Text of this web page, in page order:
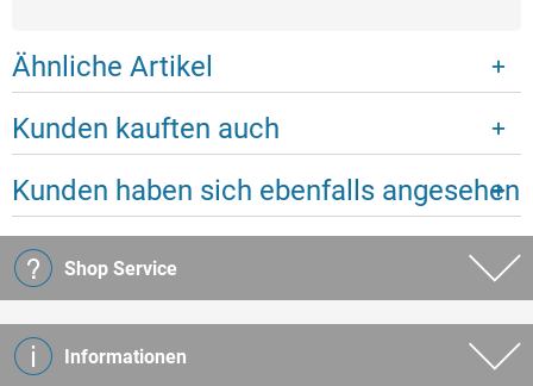
Ähnliche Artikel
Kunden kauften auch
Kunden haben sich ebenfalls angesehen
Shop Service
Informationen